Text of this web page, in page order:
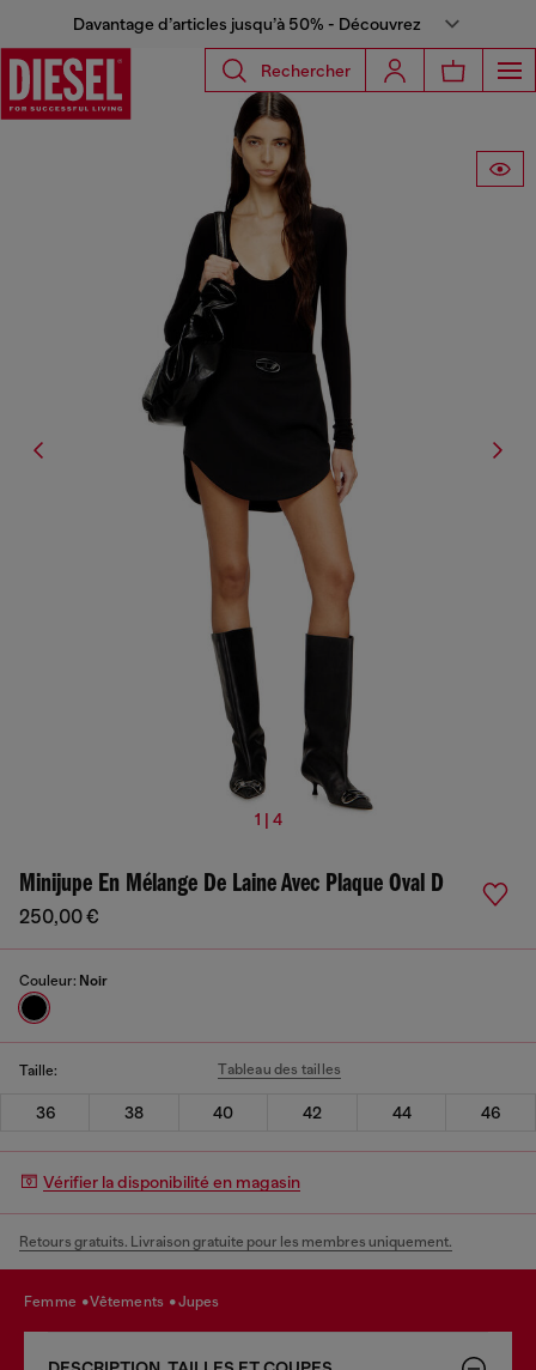
Davantage d’articles jusqu’à 50% - Découvrez
Rechercher
1 | 4
Minijupe En Mélange De Laine Avec Plaque Oval D
250,00 €
Couleur: Noir
Taille: Tableau des tailles
36 38 40 42 44 46
Vérifier la disponibilité en magasin
Retours gratuits. Livraison gratuite pour les membres uniquement.
femme vêtements jupes